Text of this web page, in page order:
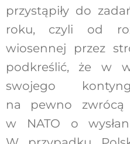
przystąpiły do
roku, czyli od
wiosennej przez
podkreślić, że w
swojego
na pewno
w NATO o